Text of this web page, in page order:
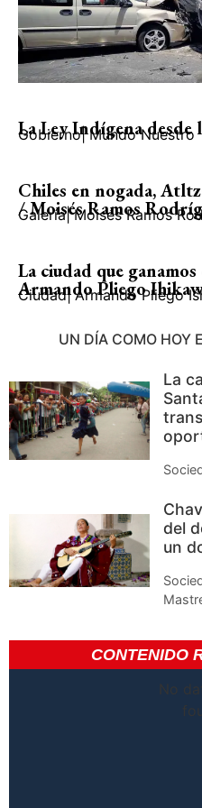
La Ley Indígena desde
Gobierno| Mundo Nuestro
Chiles en nogada,
/ Moisés Ramos
Galería| Moisés Ramos
La ciudad que
Armando Pliego
Ciudad| Armando Pliego
UN DÍA COMO HOY
La
del
un
CONTENIDO
No